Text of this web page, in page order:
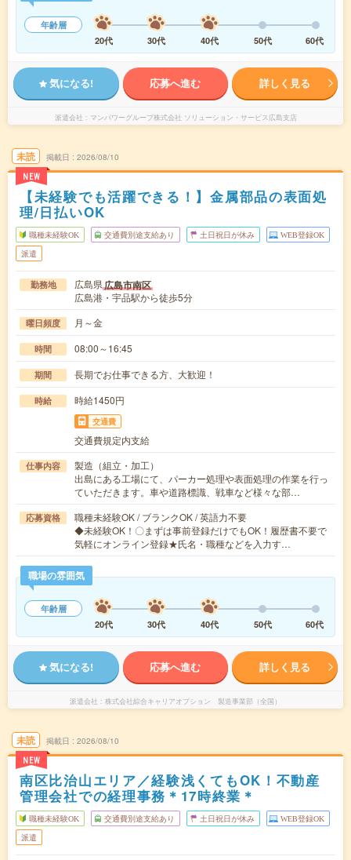
年齢層
20代
30代 40代 50代 60代
気になる! 応募へ進む 詳しく見る
派遣会社 マンパワーグループ株式会社 ソリューション・サービス広島支店
未読
NEW
掲載日 2026/08/10
【未経験でも活躍できる！】金属部品の表面処
理/日払いOK
職種未経験OK 交通費別途支給あり 土日祝日が休み WEB登録OK
派遣
勤務地 広島県広島市南区
広島港・宇品駅から徒歩5分
曜日頻度 月～金
時間 08:00～16:45
期間 長期でお仕事できる方、大歓迎！
時給 時給1450円
交通費
交通費規定内支給
仕事内容
製造（組立・加工）
出島にある工場にて、パーカー処理や表面処理の作業を行っ
ていただきます。車や道路標識、戦車など様々な部…
応募資格
職種未経験OK / ブランクOK / 英語力不要
◆未経験OK！〇まずは事前登録だけでもOK！履歴書不要で
気軽にオンライン登録★氏名・職種などを入力す…
職場の雰囲気
年齢層
20代
30代 40代 50代 60代
気になる! 応募へ進む 詳しく見る
派遣会社 株式会社綜合キャリアオプション 製造事業部（全国）
未読
NEW
掲載日 2026/08/10
南区比治山エリア／経験浅くてもOK！不動産
管理会社での経理事務＊17時終業＊
職種未経験OK 交通費別途支給あり 土日祝日が休み WEB登録OK
派遣